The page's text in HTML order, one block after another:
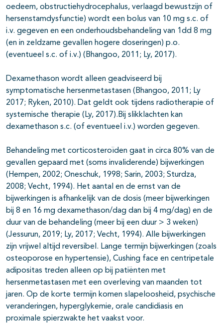
oedeem, obstructiehydrocephalus, verlaagd bewustzijn of
hersenstamdysfunctie) wordt een bolus van 10 mg s.c. of
i.v. gegeven en een onderhoudsbehandeling van 1dd 8 mg
(en in zeldzame gevallen hogere doseringen) p.o.
(eventueel s.c. of i.v.) (Bhangoo, 2011; Ly, 2017).
Dexamethason wordt alleen geadviseerd bij
symptomatische hersenmetastasen (Bhangoo, 2011; Ly
2017; Ryken, 2010). Dat geldt ook tijdens radiotherapie of
systemische therapie (Ly, 2017).Bij slikklachten kan
dexamethason s.c. (of eventueel i.v.) worden gegeven.
Behandeling met corticosteroïden gaat in circa 80% van de
gevallen gepaard met (soms invaliderende) bijwerkingen
(Hempen, 2002; Oneschuk, 1998; Sarin, 2003; Sturdza,
2008; Vecht, 1994). Het aantal en de ernst van de
bijwerkingen is afhankelijk van de dosis (meer bijwerkingen
bij 8 en 16 mg dexamethason/dag dan bij 4 mg/dag) en de
duur van de behandeling (meer bij een duur > 3 weken)
(Jessurun, 2019; Ly, 2017; Vecht, 1994). Alle bijwerkingen
zijn vrijwel altijd reversibel. Lange termijn bijwerkingen (zoals
osteoporose en hypertensie), Cushing face en centripetale
adipositas treden alleen op bij patiënten met
hersenmetastasen met een overleving van maanden tot
jaren. Op de korte termijn komen slapeloosheid, psychische
veranderingen, hyperglykemie, orale candidiasis en
proximale spierzwakte het vaakst voor.